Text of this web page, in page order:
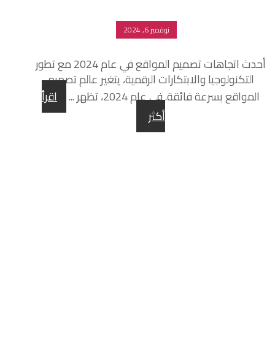
نوفمبر 6, 2024
أحدث اتجاهات تصميم المواقع في عام 2024 مع تطور
التكنولوجيا والابتكارات الرقمية، يتغير عالم تصميم
المواقع بسرعة فائقة. في عام 2024، تظهر ...
اقرأ
أكثر